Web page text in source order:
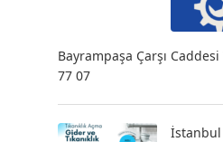
Bayrampaşa Çarşı Caddesi
77 07
İstanbul